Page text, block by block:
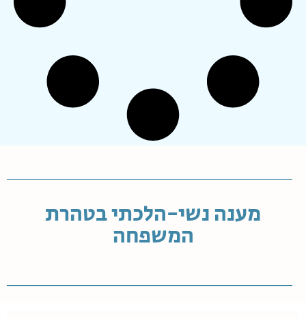
מענה נשי-הלכתי בטהרת
המשפחה